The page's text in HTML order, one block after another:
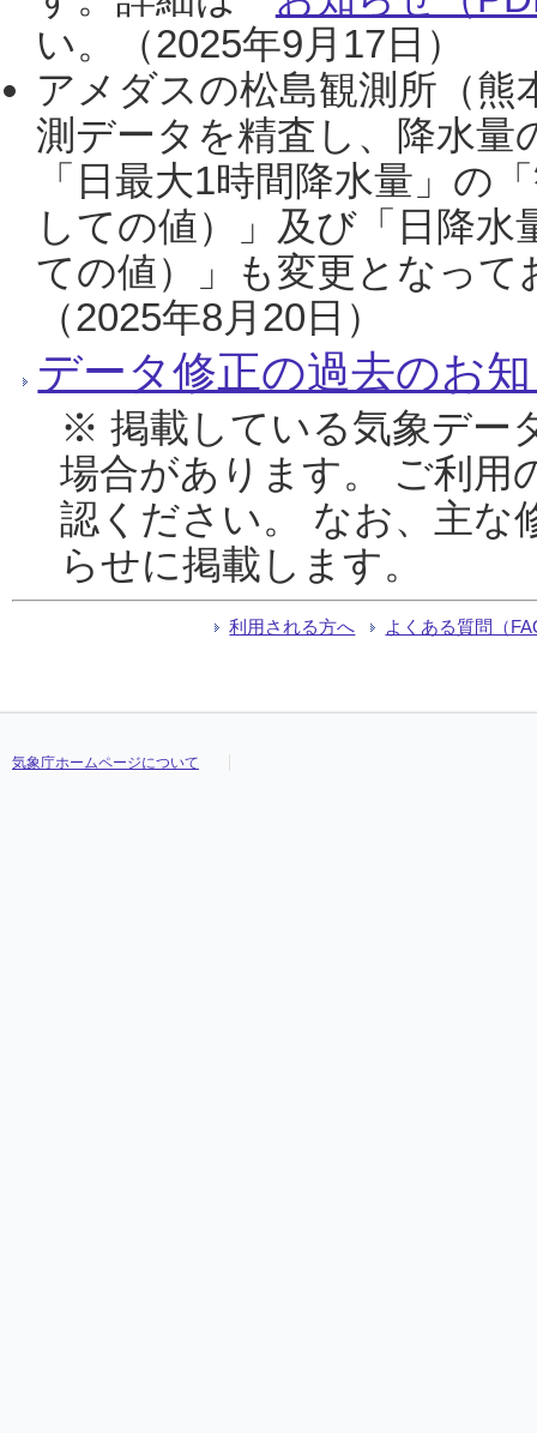
い。（2025年9月17日）
アメダスの松島観測所（熊
測データを精査し、降水
「日最大1時間降水量」の
しての値）」及び「日降
ての値）」も変更となっ
（2025年8月20日）
データ修正の過去のお
※ 掲載している気象デー
場合があります。 ご利用
認ください。 なお、主な
らせに掲載します。
利用される方へ よくある質問（
気象庁ホームページについて